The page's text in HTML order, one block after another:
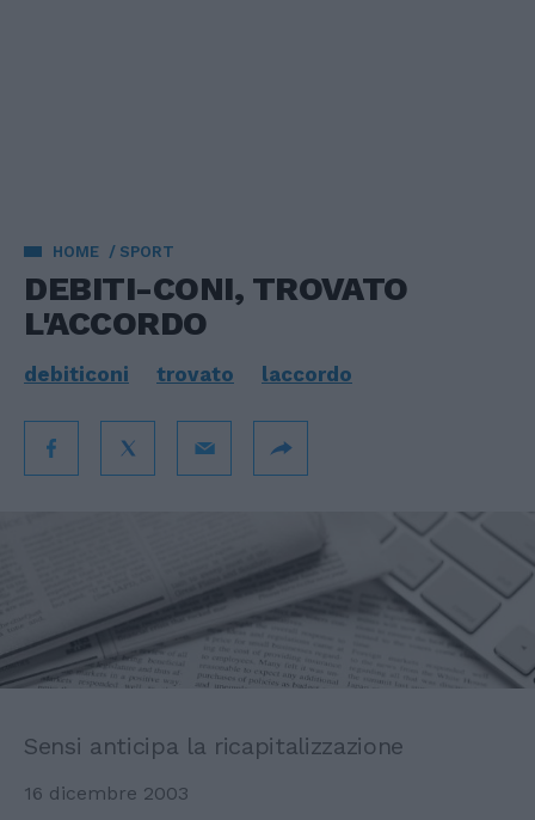
HOME SPORT
DEBITI-CONI, TROVATO
L'ACCORDO
debiticoni trovato laccordo
Sensi anticipa la ricapitalizzazione
16 dicembre 2003